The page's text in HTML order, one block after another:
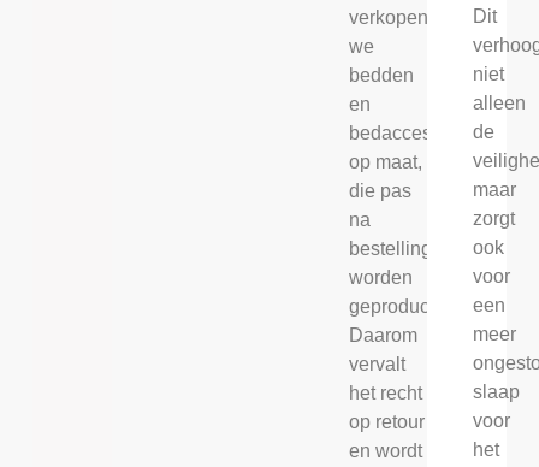
verkopen
we
bedden
en
bedaccessoires
op maat,
die pas
na
bestelling
worden
geproduceerd.
Daarom
vervalt
het recht
op retour
en wordt
Dit
niet
alleen
de
maar
zorgt
ook
voor
een
meer
slaap
voor
het